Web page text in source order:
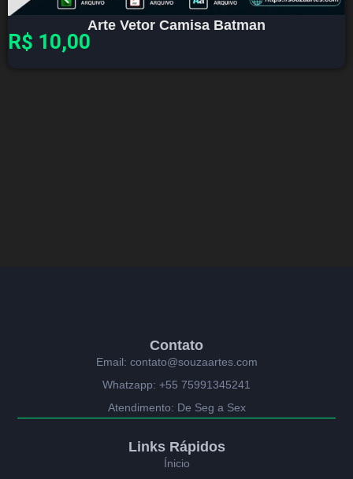
Arte Vetor Camisa Batman
R$ 10,00
Contato
Email: contato@souzaartes.com
Whatzapp: +55 75991345241
Atendimento: De Seg a Sex
Links Rápidos
Ínicio